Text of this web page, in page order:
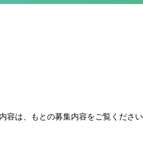
容は、もとの募集内容をご覧ください